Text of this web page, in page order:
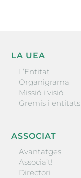
LA UEA
L’Entitat
Organigrama
Missió i visió
Gremis i entitats
ASSOCIAT
Avantatges
Associa’t!
Directori